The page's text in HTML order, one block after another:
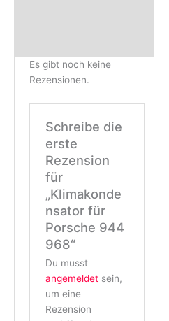
Es gibt noch keine
Rezensionen.
Schreibe die
erste
Rezension
für
„Klimakonde
nsator für
Porsche 944
968“
Du musst
angemeldet sein,
um eine
Rezension